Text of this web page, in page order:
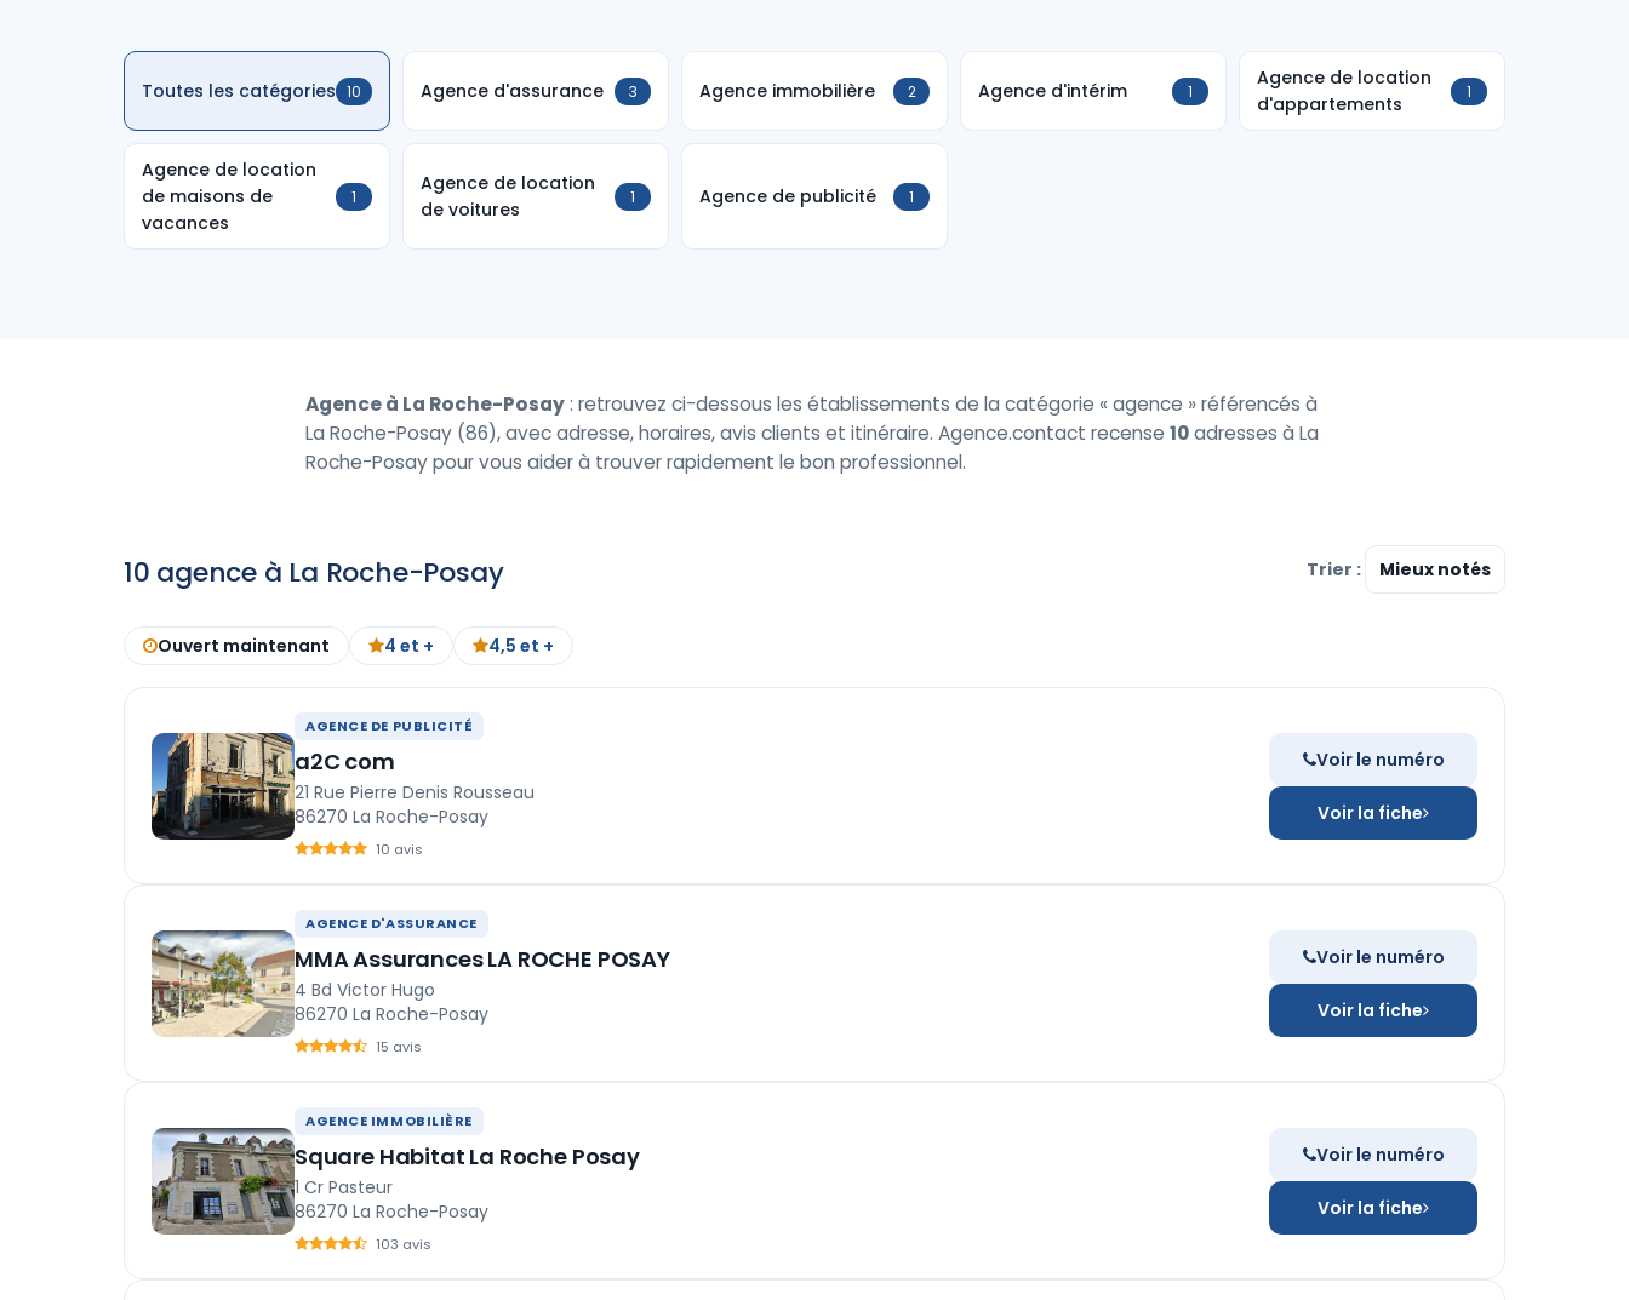
Toutes les catégories 10 Agence d'assurance 3 Agence immobilière 2 Agence d'intérim 1
Agence de location
d'appartements
1
Agence de location
de maisons de
vacances
1
Agence de location
de voitures
1 Agence de publicité 1
Agence à La Roche-Posay: retrouvez ci-dessous les établissements de la catégorie « agence » référencés à
La Roche-Posay (86), avec adresse, horaires, avis clients et itinéraire. Agence.contact recense 10adresses à La
Roche-Posay pour vous aider à trouver rapidement le bon professionnel.
10 agence à La Roche-Posay Trier :
Ouvert maintenant 4 et + 4,5 et +
AGENCE DE PUBLICITÉ
a2C com
21 Rue Pierre Denis Rousseau
86270 La Roche-Posay
10 avis
Voir le numéro
Voir la fiche
AGENCE D'ASSURANCE
MMA Assurances LA ROCHE POSAY
4 Bd Victor Hugo
86270 La Roche-Posay
15 avis
Voir le numéro
Voir la fiche
AGENCE IMMOBILIÈRE
Square Habitat La Roche Posay
1 Cr Pasteur
86270 La Roche-Posay
103 avis
Voir le numéro
Voir la fiche